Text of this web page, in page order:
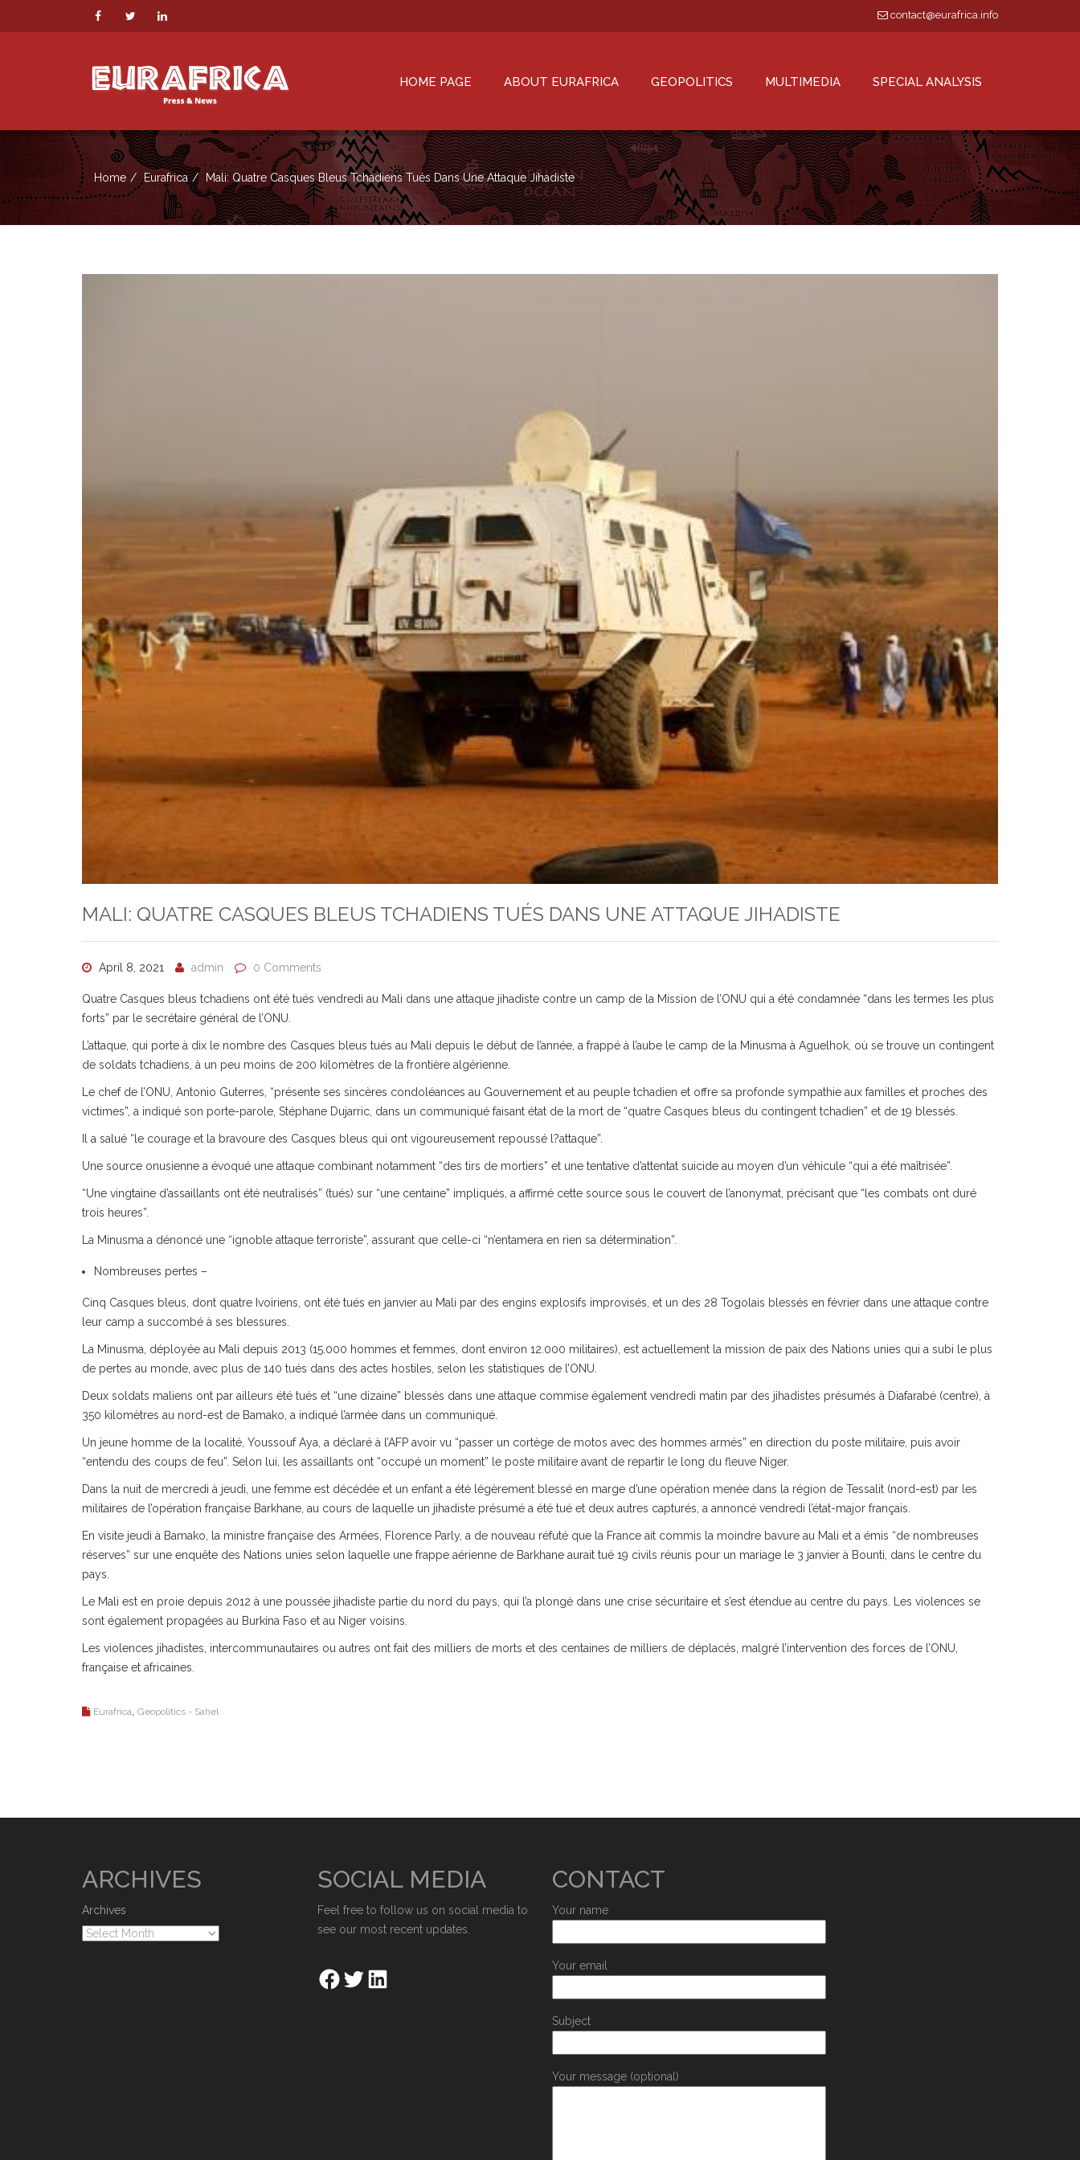
contact@eurafrica.info
HOME PAGE ABOUT EURAFRICA GEOPOLITICS MULTIMEDIA SPECIAL ANALYSIS
Home Eurafrica Mali: Quatre Casques Bleus Tchadiens Tués Dans Une Attaque Jihadiste
MALI: QUATRE CASQUES BLEUS TCHADIENS TUÉS DANS UNE ATTAQUE JIHADISTE
April 8, 2021 admin 0 Comments
Quatre Casques bleus tchadiens ont été tués vendredi au Mali dans une attaque jihadiste contre un camp de la Mission de l’ONU qui a été condamnée “dans les termes les plus
forts” par le secrétaire général de l’ONU.
L’attaque, qui porte à dix le nombre des Casques bleus tués au Mali depuis le début de l’année, a frappé à l’aube le camp de la Minusma à Aguelhok, où se trouve un contingent
de soldats tchadiens, à un peu moins de 200 kilomètres de la frontière algérienne.
Le chef de l’ONU, Antonio Guterres, “présente ses sincères condoléances au Gouvernement et au peuple tchadien et offre sa profonde sympathie aux familles et proches des
victimes”, a indiqué son porte-parole, Stéphane Dujarric, dans un communiqué faisant état de la mort de “quatre Casques bleus du contingent tchadien” et de 19 blessés.
Il a salué “le courage et la bravoure des Casques bleus qui ont vigoureusement repoussé l?attaque”.
Une source onusienne a évoqué une attaque combinant notamment “des tirs de mortiers” et une tentative d’attentat suicide au moyen d’un véhicule “qui a été maîtrisée”.
“Une vingtaine d’assaillants ont été neutralisés” (tués) sur “une centaine” impliqués, a affirmé cette source sous le couvert de l’anonymat, précisant que “les combats ont duré
trois heures”.
La Minusma a dénoncé une “ignoble attaque terroriste”, assurant que celle-ci “n’entamera en rien sa détermination”.
Nombreuses pertes –
Cinq Casques bleus, dont quatre Ivoiriens, ont été tués en janvier au Mali par des engins explosifs improvisés, et un des 28 Togolais blessés en février dans une attaque contre
leur camp a succombé à ses blessures.
La Minusma, déployée au Mali depuis 2013 (15.000 hommes et femmes, dont environ 12.000 militaires), est actuellement la mission de paix des Nations unies qui a subi le plus
de pertes au monde, avec plus de 140 tués dans des actes hostiles, selon les statistiques de l’ONU.
Deux soldats maliens ont par ailleurs été tués et “une dizaine” blessés dans une attaque commise également vendredi matin par des jihadistes présumés à Diafarabé (centre), à
350 kilomètres au nord-est de Bamako, a indiqué l’armée dans un communiqué.
Un jeune homme de la localité, Youssouf Aya, a déclaré à l’AFP avoir vu “passer un cortège de motos avec des hommes armés” en direction du poste militaire, puis avoir
“entendu des coups de feu”. Selon lui, les assaillants ont “occupé un moment” le poste militaire avant de repartir le long du fleuve Niger.
Dans la nuit de mercredi à jeudi, une femme est décédée et un enfant a été légèrement blessé en marge d’une opération menée dans la région de Tessalit (nord-est) par les
militaires de l’opération française Barkhane, au cours de laquelle un jihadiste présumé a été tué et deux autres capturés, a annoncé vendredi l’état-major français.
En visite jeudi à Bamako, la ministre française des Armées, Florence Parly, a de nouveau réfuté que la France ait commis la moindre bavure au Mali et a émis “de nombreuses
réserves” sur une enquête des Nations unies selon laquelle une frappe aérienne de Barkhane aurait tué 19 civils réunis pour un mariage le 3 janvier à Bounti, dans le centre du
pays.
Le Mali est en proie depuis 2012 à une poussée jihadiste partie du nord du pays, qui l’a plongé dans une crise sécuritaire et s’est étendue au centre du pays. Les violences se
sont également propagées au Burkina Faso et au Niger voisins.
Les violences jihadistes, intercommunautaires ou autres ont fait des milliers de morts et des centaines de milliers de déplacés, malgré l’intervention des forces de l’ONU,
française et africaines.
Eurafrica, Geopolitics - Sahel
ARCHIVES
Archives
SOCIAL MEDIA
Feel free to follow us on social media to
see our most recent updates.
CONTACT
Your name
Your email
Subject
Your message (optional)